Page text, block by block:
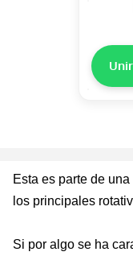
Esta es parte de una
los principales
Si por algo se ha